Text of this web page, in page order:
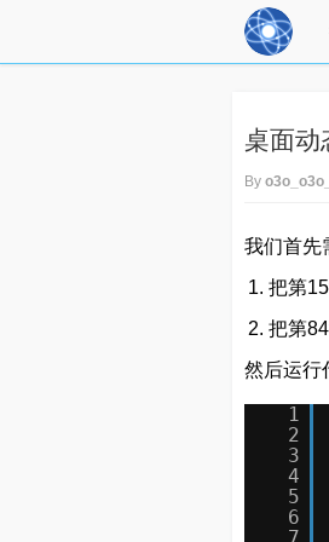
桌面动
By
我们首先
把第
把第
然后运行
1
2
3
4
5
6